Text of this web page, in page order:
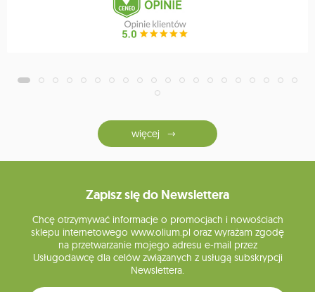
więcej
Zapisz się do Newslettera
Chcę otrzymywać informacje o promocjach i nowościach
sklepu internetowego www.olium.pl oraz wyrażam zgodę
na przetwarzanie mojego adresu e-mail przez
Usługodawcę dla celów związanych z usługą subskrypcji
Newslettera.